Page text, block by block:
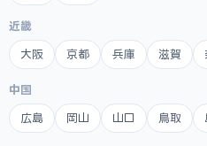
近畿
大阪 京都 兵庫 滋賀
中国
広島 岡山 山口 鳥取